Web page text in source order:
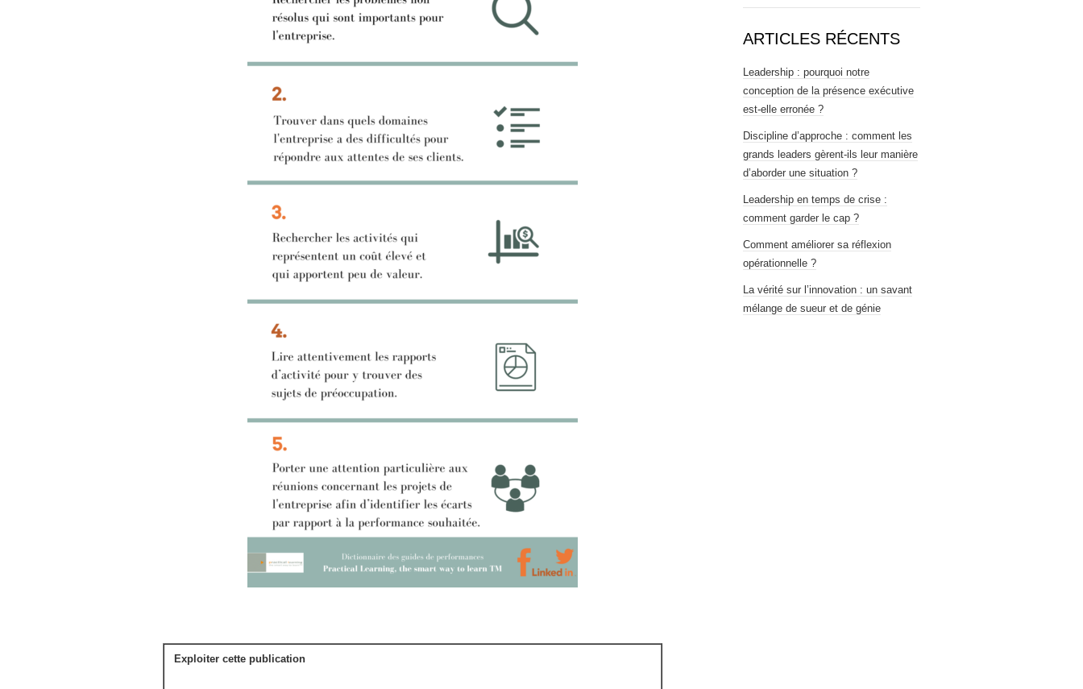
Exploiter cette publication
ARTICLES RÉCENTS
Leadership : pourquoi notre
conception de la présence exécutive
est-elle erronée ?
Discipline d’approche : comment les
grands leaders gèrent-ils leur manière
d’aborder une situation ?
Leadership en temps de crise :
comment garder le cap ?
Comment améliorer sa réflexion
opérationnelle ?
La vérité sur l’innovation : un savant
mélange de sueur et de génie